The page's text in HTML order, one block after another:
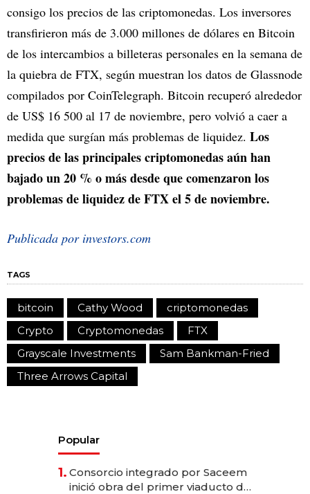
consigo los precios de las criptomonedas. Los inversores
transfirieron más de 3.000 millones de dólares en Bitcoin
de los intercambios a billeteras personales en la semana de
la quiebra de FTX, según muestran los datos de Glassnode
compilados por CoinTelegraph. Bitcoin recuperó alrededor
de US$ 16 500 al 17 de noviembre, pero volvió a caer a
medida que surgían más problemas de liquidez. Los
precios de las principales criptomonedas aún han
bajado un 20 % o más desde que comenzaron los
problemas de liquidez de FTX el 5 de noviembre.
Publicada por investors.com
TAGS
bitcoin Cathy Wood
criptomonedas
Crypto
Cryptomonedas
FTX
Grayscale Investments
Sam Bankman-Fried
Three Arrows Capital
Popular
1. Consorcio integrado por Saceem
inició obra del primer viaducto de